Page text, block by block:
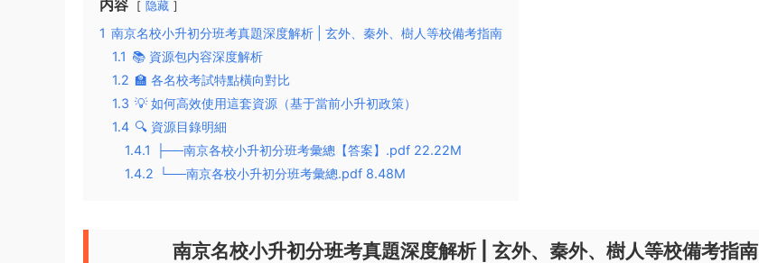
内容 隐藏
1 南京名校小升初分班考真題深度解析 | 玄外、秦外、樹人等校備考指南
1.1 📚 資源包内容深度解析
1.2 🏫 各名校考試特點橫向對比
1.3 💡 如何高效使用這套資源（基于當前小升初政策）
1.4 🔍 資源目錄明細
1.4.1
├──南京各校小升初分班考彙總【答案】.pdf 22.22M
1.4.2
└──南京各校小升初分班考彙總.pdf 8.48M
南京名校小升初分班考真題深度解析 | 玄外、秦外、樹人等校備考指南